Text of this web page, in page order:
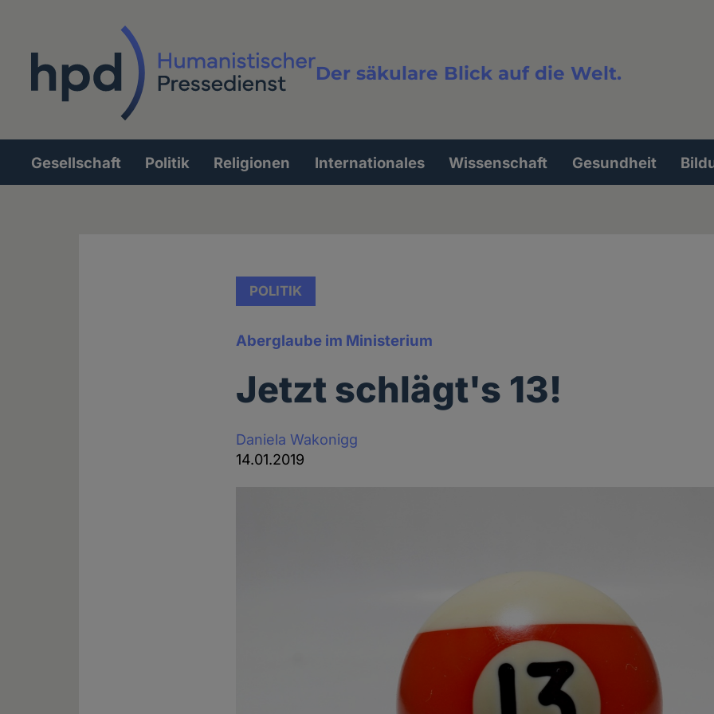
Der säkulare Blick auf die Welt.
Volltextsuche
Hauptnavigation
Gesellschaft Politik Religionen Internationales Wissenschaft Gesundheit
POLITIK
Aberglaube im Ministerium
Jetzt schlägt's 13!
Daniela Wakonigg
14.01.2019